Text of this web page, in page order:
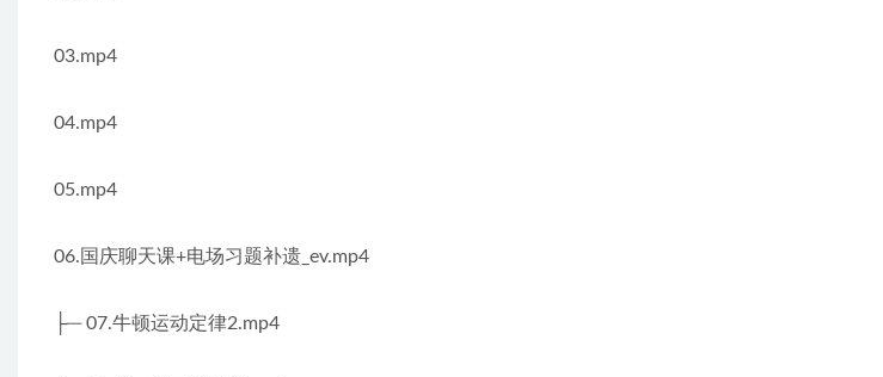
03.mp4
04.mp4
05.mp4
06.国庆聊天课+电场习题补遗_ev.mp4
├─ 07.牛顿运动定律2.mp4